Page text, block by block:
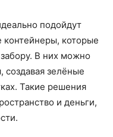
подойдут
контейнеры, которые
В них можно
создавая зелёные
Такие решения
и деньги,